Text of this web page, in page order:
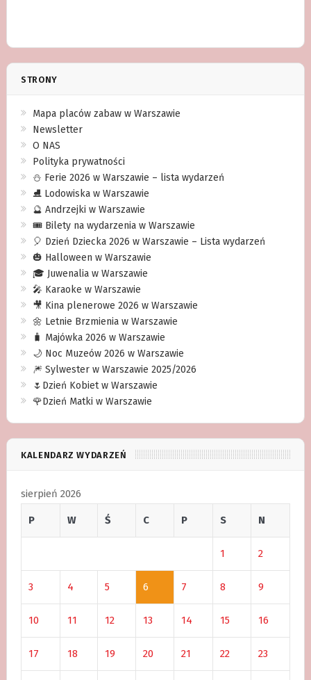
STRONY
Mapa placów zabaw w Warszawie
Newsletter
O NAS
Polityka prywatności
⛄️ Ferie 2026 w Warszawie – lista wydarzeń
⛸ Lodowiska w Warszawie
🔮 Andrzejki w Warszawie
🎟️ Bilety na wydarzenia w Warszawie
🎈 Dzień Dziecka 2026 w Warszawie – Lista wydarzeń
🎃 Halloween w Warszawie
🎓 Juwenalia w Warszawie
🎤 Karaoke w Warszawie
🎥 Kina plenerowe 2026 w Warszawie
🌼 Letnie Brzmienia w Warszawie
🧳 Majówka 2026 w Warszawie
🌙 Noc Muzeów 2026 w Warszawie
🎆 Sylwester w Warszawie 2025/2026
🌷Dzień Kobiet w Warszawie
🌹Dzień Matki w Warszawie
KALENDARZ WYDARZEŃ
sierpień 2026
P W Ś C P S N
1 2
3 4 5 6 7 8 9
10 11 12 13 14 15 16
17 18 19 20 21 22 23